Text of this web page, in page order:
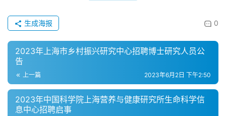
0
生成海报
2023年上海市乡村振兴研究中心招聘博士研究人员公
告
上一篇 2023年6月2日 下午2:50
2023年中国科学院上海营养与健康研究所生命科学信
息中心招聘启事